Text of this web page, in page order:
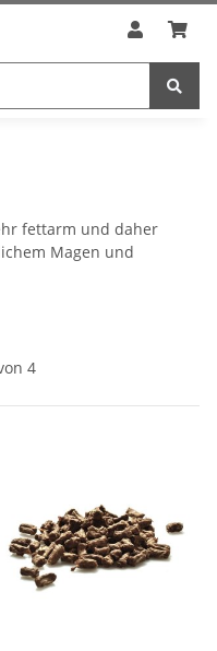
fettarm und daher
Magen und
4